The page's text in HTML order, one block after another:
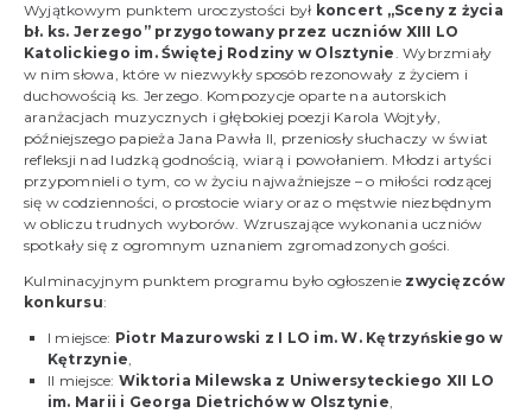
Wyjątkowym punktem uroczystości był koncert „Sceny z życia
bł. ks. Jerzego” przygotowany przez uczniów XIII LO
Katolickiego im. Świętej Rodziny w Olsztynie. Wybrzmiały
w nim słowa, które w niezwykły sposób rezonowały z życiem i
duchowością ks. Jerzego. Kompozycje oparte na autorskich
aranżacjach muzycznych i głębokiej poezji Karola Wojtyły,
późniejszego papieża Jana Pawła II, przeniosły słuchaczy w świat
refleksji nad ludzką godnością, wiarą i powołaniem. Młodzi artyści
przypomnieli o tym, co w życiu najważniejsze – o miłości rodzącej
się w codzienności, o prostocie wiary oraz o męstwie niezbędnym
w obliczu trudnych wyborów. Wzruszające wykonania uczniów
spotkały się z ogromnym uznaniem zgromadzonych gości.
Kulminacyjnym punktem programu było ogłoszenie zwycięzców
konkursu:
I miejsce: Piotr Mazurowski z I LO im. W. Kętrzyńskiego w
Kętrzynie,
II miejsce: Wiktoria Milewska z Uniwersyteckiego XII LO
im. Marii i Georga Dietrichów w Olsztynie,